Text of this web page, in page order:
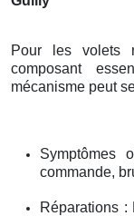
Pour les volets
composant
mécanisme peut
Symptômes
commande,
Réparations :